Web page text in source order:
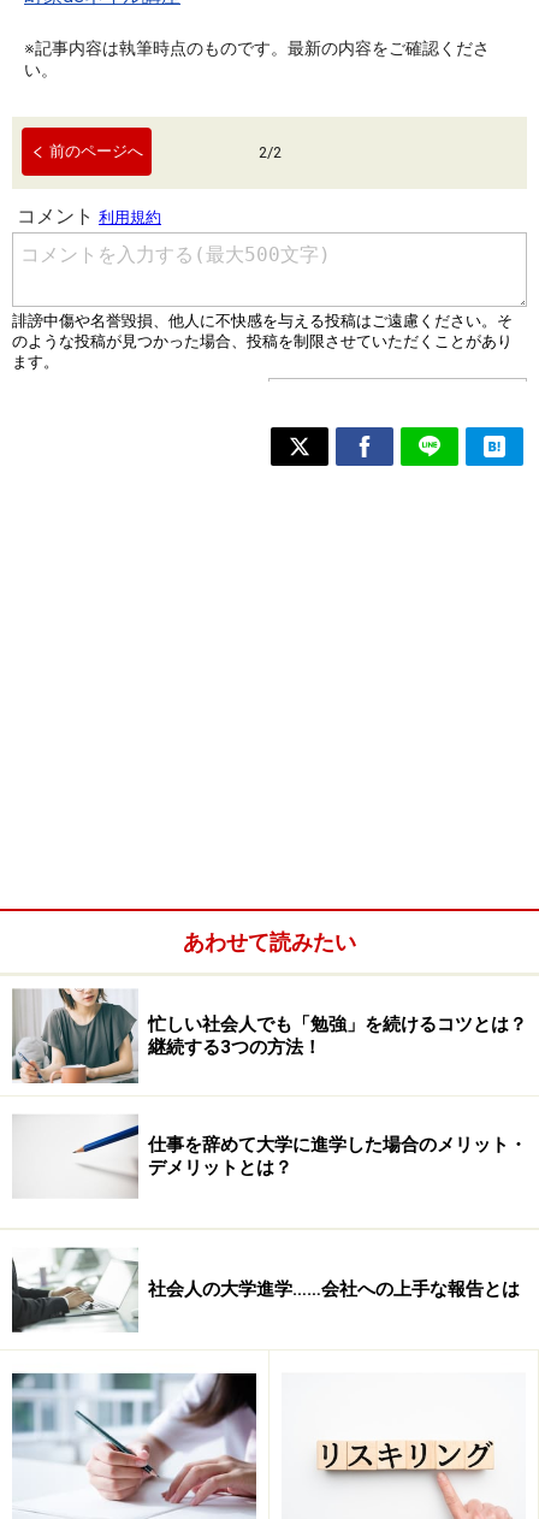
※記事内容は執筆時点のものです。最新の内容をご確認くださ
い。
前のページへ 2/2
あわせて読みたい
忙しい社会人でも「勉強」を続けるコツとは？
継続する3つの方法！
仕事を辞めて大学に進学した場合のメリット・
デメリットとは？
社会人の大学進学……会社への上手な報告とは